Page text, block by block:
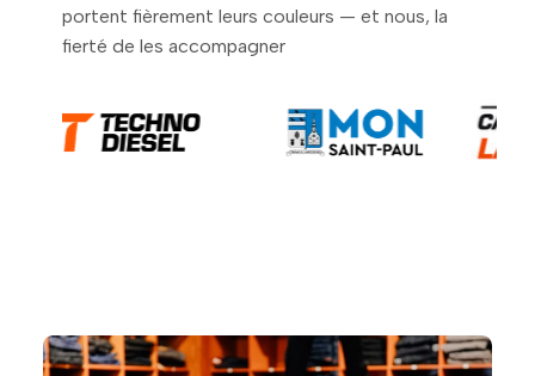
portent fièrement leurs couleurs — et nous, la
fierté de les accompagner